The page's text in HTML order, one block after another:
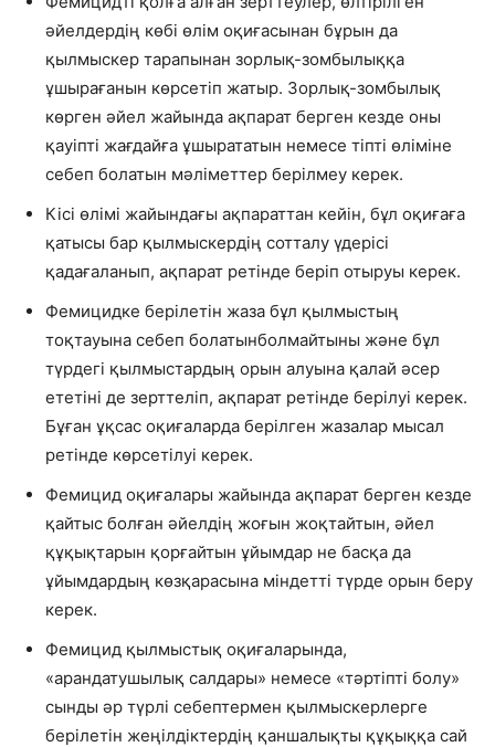
әйелдердің көбі өлім оқиғасынан бұрын да
қылмыскер тарапынан зорлық-зомбылыққа
ұшырағанын көрсетіп жатыр. Зорлық-зомбылық
көрген әйел жайында ақпарат берген кезде оны
қауіпті жағдайға ұшырататын немесе тіпті өліміне
себеп болатын мәліметтер берілмеу керек.
Кісі өлімі жайындағы ақпараттан кейін, бұл оқиғаға
қатысы бар қылмыскердің сотталу үдерісі
қадағаланып, ақпарат ретінде беріп отыруы керек.
Фемицидке берілетін жаза бұл қылмыстың
тоқтауына себеп болатынболмайтыны және бұл
түрдегі қылмыстардың орын алуына қалай әсер
ететіні де зерттеліп, ақпарат ретінде берілуі керек.
Бұған ұқсас оқиғаларда берілген жазалар мысал
ретінде көрсетілуі керек.
Фемицид оқиғалары жайында ақпарат берген кезде
қайтыс болған әйелдің жоғын жоқтайтын, әйел
құқықтарын қорғайтын ұйымдар не басқа да
ұйымдардың көзқарасына міндетті түрде орын беру
керек.
Фемицид қылмыстық оқиғаларында,
«арандатушылық салдары» немесе «тәртіпті болу»
сынды әр түрлі себептермен қылмыскерлерге
берілетін жеңілдіктердің қаншалықты құқыққа сай